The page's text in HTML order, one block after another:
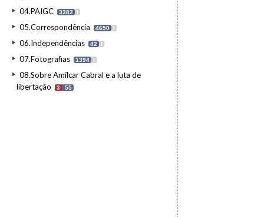
04.PAIGC 3382 I
05.Correspondência 4650 I
06.Independências 42 I
07.Fotografias 1394 I
08.Sobre Amílcar Cabral e a luta de
libertação
3 55